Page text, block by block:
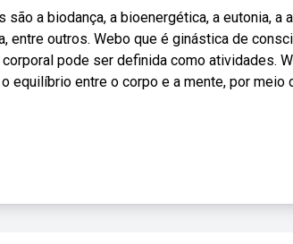
são a biodança, a bioenergética, a eutonia,
entre outros. Webo que é ginástica de
pode ser definida como atividades.
equilíbrio entre o corpo e a mente, por